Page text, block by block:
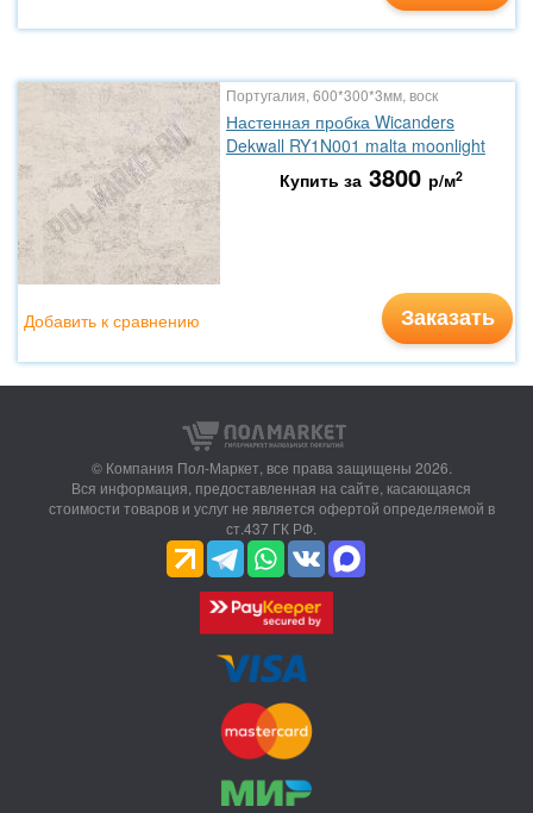
Португалия, 600*300*3мм, воск
Настенная пробка Wicanders
Dekwall RY1N001 malta moonlight
Купить за 3800 р/м2
Заказать
Добавить к сравнению
© Компания Пол-Маркет, все права защищены 2026.
Вся информация, предоставленная на сайте, касающаяся
стоимости товаров и услуг не является офертой определяемой в
ст.437 ГК РФ.